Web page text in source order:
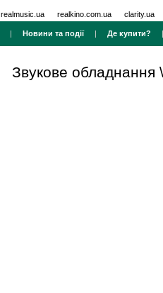
realmusic.ua realkino.com.ua clarity.ua
| Новини та події| Де купити?
Звукове обладнання